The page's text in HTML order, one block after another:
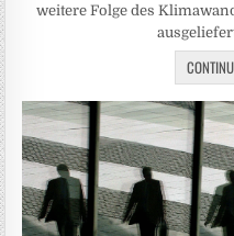
weitere Folge des